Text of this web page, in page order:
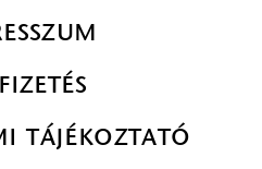
tájékoztató